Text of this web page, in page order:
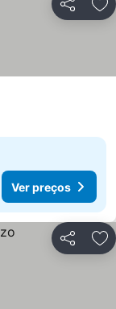
Partilhar
Ver preços
Partilhar